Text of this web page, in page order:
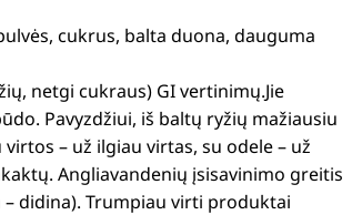
cukrus, balta duona, dauguma
netgi cukraus) GI vertinimų.Jie
Pavyzdžiui, iš baltų ryžių mažiausiu
– už ilgiau virtas, su odele – už
Angliavandenių įsisavinimo greitis
didina). Trumpiau virti produktai